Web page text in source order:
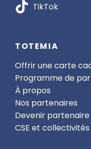
TikTok
TOTEMIA
Offrir une carte
Programme de
À propos
Nos partenaires
Devenir partenaire
CSE et collectivités